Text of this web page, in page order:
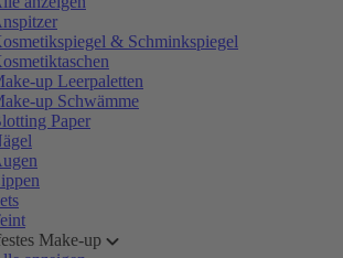
& Schminkspiegel
up Leerpaletten
up Schwämme
Paper
Make-up